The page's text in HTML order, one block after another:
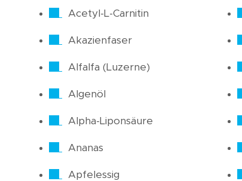
Acetyl-L-Carnitin
Akazienfaser
Alfalfa (Luzerne)
Algenöl
Alpha-Liponsäure
Ananas
Apfelessig